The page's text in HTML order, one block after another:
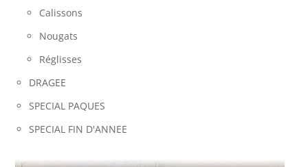
Calissons
Nougats
Réglisses
DRAGEE
SPECIAL PAQUES
SPECIAL FIN D'ANNEE